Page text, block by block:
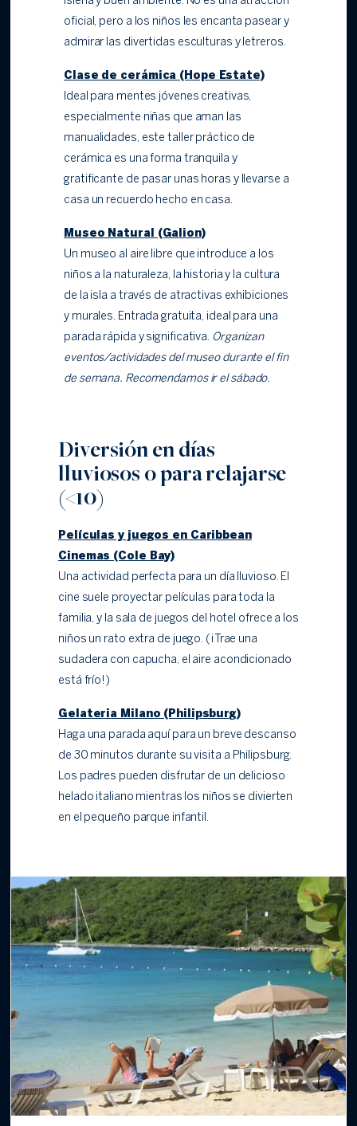
oficial, pero a los niños les encanta pasear y
admirar las divertidas esculturas y letreros.
Clase de cerámica (Hope Estate)
Ideal para mentes jóvenes creativas,
especialmente niñas que aman las
manualidades, este taller práctico de
cerámica es una forma tranquila y
gratificante de pasar unas horas y llevarse a
casa un recuerdo hecho en casa.
Museo Natural (Galion)
Un museo al aire libre que introduce a los
niños a la naturaleza, la historia y la cultura
de la isla a través de atractivas exhibiciones
y murales. Entrada gratuita, ideal para una
parada rápida y significativa. Organizan
eventos/actividades del museo durante el fin
de semana. Recomendamos ir el sábado.
Diversión en días
lluviosos o para relajarse
(<10)
Películas y juegos en Caribbean
Cinemas (Cole Bay)
Una actividad perfecta para un día lluvioso. El
cine suele proyectar películas para toda la
familia, y la sala de juegos del hotel ofrece a los
niños un rato extra de juego. (¡Trae una
sudadera con capucha, el aire acondicionado
está frío!)
Gelateria Milano (Philipsburg)
Haga una parada aquí para un breve descanso
de 30 minutos durante su visita a Philipsburg.
Los padres pueden disfrutar de un delicioso
helado italiano mientras los niños se divierten
en el pequeño parque infantil.